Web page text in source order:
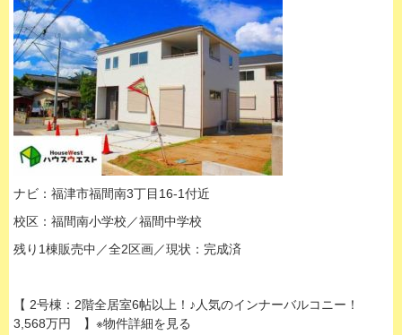
ナビ：福津市福間南3丁目16-1付近
校区：福間南小学校／福間中学校
残り1棟販売中／全2区画／現状：完成済
【 2号棟：2階全居室6帖以上！♪人気のインナーバルコニー！
3,568万円 】※物件詳細を見る